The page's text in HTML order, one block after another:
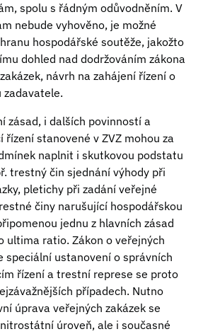
spolu s řádným odůvodněním. V
nebude vyhověno, je možné
hospodářské soutěže, jakožto
dohled nad dodržováním zákona
návrh na zahájení řízení o
zadavatele.
zásad, i dalších povinností a
řízení stanovené v ZVZ mohou za
naplnit i skutkovou podstatu
trestný čin sjednání výhody při
pletichy při zadání veřejné
činy narušující hospodářskou
jednu z hlavních zásad
ultima ratio. Zákon o veřejných
speciální ustanovení o správních
řízení a trestní represe se proto
případech. Nutno
úprava veřejných zakázek se
úroveň, ale i současné